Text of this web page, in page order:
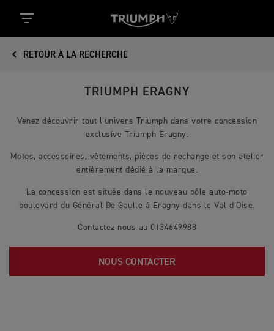
RETOUR À LA RECHERCHE
TRIUMPH ERAGNY
Venez découvrir tout l’univers Triumph dans votre concession
exclusive Triumph Eragny.
Motos, accessoires, vêtements, pièces de rechange et son atelier
entièrement dédié à la marque.
La concession est située dans le nouveau pôle auto-moto
boulevard du Général De Gaulle à Eragny dans le Val d’Oise.
Contactez-nous au 0134649988
NOUS CONTACTER